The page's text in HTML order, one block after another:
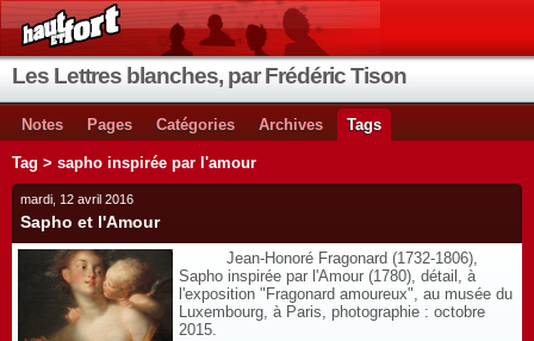
Les Lettres blanches, par Frédéric Tison
Notes Pages Catégories Archives Tags
Tag > sapho inspirée par l'amour
mardi, 12 avril 2016
Sapho et l'Amour
Jean-Honoré Fragonard (1732-1806),
Sapho inspirée par l'Amour (1780), détail, à
l'exposition "Fragonard amoureux", au musée du
Luxembourg, à Paris, photographie : octobre
2015.